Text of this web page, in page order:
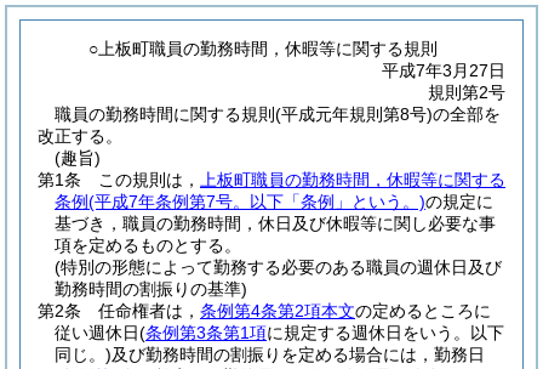
○上板町職員の勤務時間，休暇等に関する規則
平成7年3月27日
規則第2号
職員の勤務時間に関する規則(平成元年規則第8号)の全部を
改正する。
(趣旨)
第1条
この規則は，
上板町職員の勤務時間，休暇等に関する
条例(平成7年条例第7号。以下「条例」という。)の規定に
基づき，職員の勤務時間，休日及び休暇等に関し必要な事
項を定めるものとする。
(特別の形態によって勤務する必要のある職員の週休日及び
勤務時間の割振りの基準)
第2条
任命権者は， 条例第4条第2項本文の定めるところに
従い週休日(条例第3条第1項に規定する週休日をいう。以下
同じ。)及び勤務時間の割振りを定める場合には，勤務日